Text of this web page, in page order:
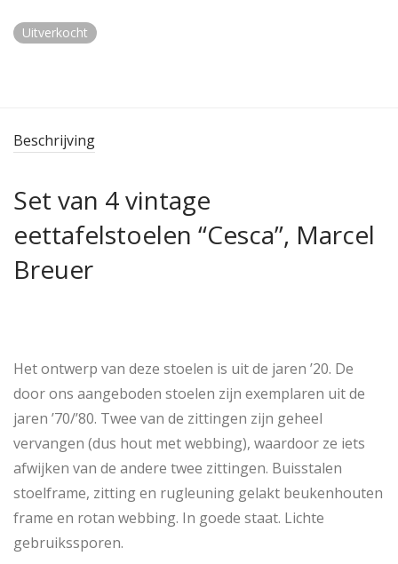
Uitverkocht
Beschrijving
Set van 4 vintage
eettafelstoelen “Cesca”, Marcel
Breuer
Het ontwerp van deze stoelen is uit de jaren ’20. De
door ons aangeboden stoelen zijn exemplaren uit de
jaren ’70/’80. Twee van de zittingen zijn geheel
vervangen (dus hout met webbing), waardoor ze iets
afwijken van de andere twee zittingen. Buisstalen
stoelframe, zitting en rugleuning gelakt beukenhouten
frame en rotan webbing. In goede staat. Lichte
gebruikssporen.